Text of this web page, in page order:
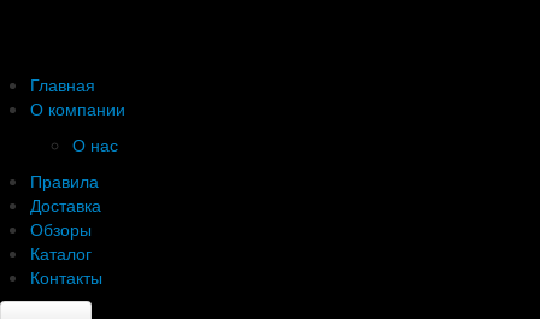
Главная
О компании
О нас
Правила
Доставка
Обзоры
Каталог
Контакты